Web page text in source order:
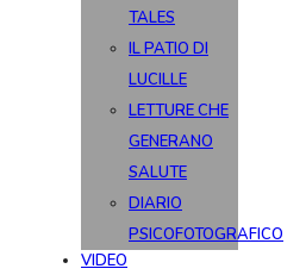
TALES
IL PATIO DI
LUCILLE
LETTURE CHE
GENERANO
SALUTE
DIARIO
PSICOFOTOGRAFICO
VIDEO